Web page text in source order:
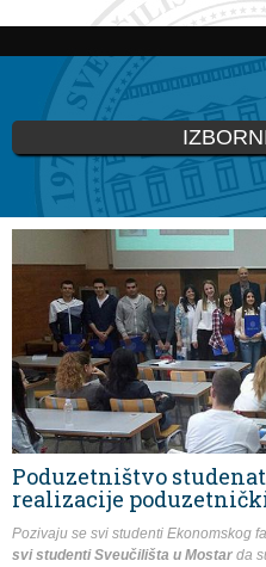
Skoči
glavni
sadržaj
Vi ste ovdje
Poduzetništvo
realizacije
Pozivaju se svi studenti Ekonomskog
svi studenti Sveučilišta u Mostar da